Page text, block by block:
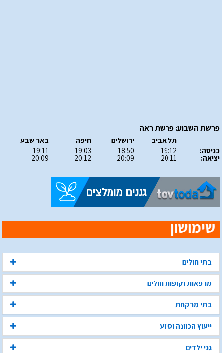
פרשת השבוע: פרשת ראה
כניסה:
יציאה:
תל אביב
19:12
20:11
ירושלים
18:50
20:09
חיפה
19:03
20:12
באר שבע
19:11
20:09
בתי חולים
מרפאות וקופות חולים
בתי מרקחת
ייעוץ הכוונה וסיוע
גני ילדים